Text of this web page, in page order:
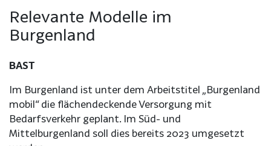
Relevante Modelle im
Burgenland
BAST
Im Burgenland ist unter dem Arbeitstitel „Burgenland
mobil“ die flächendeckende Versorgung mit
Bedarfsverkehr geplant. Im Süd- und
Mittelburgenland soll dies bereits 2023 umgesetzt